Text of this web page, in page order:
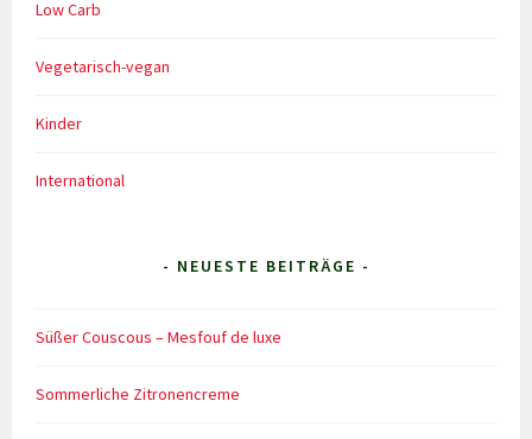
Low Carb
Vegetarisch-vegan
Kinder
International
- NEUESTE BEITRÄGE -
Süßer Couscous – Mesfouf de luxe
Sommerliche Zitronencreme